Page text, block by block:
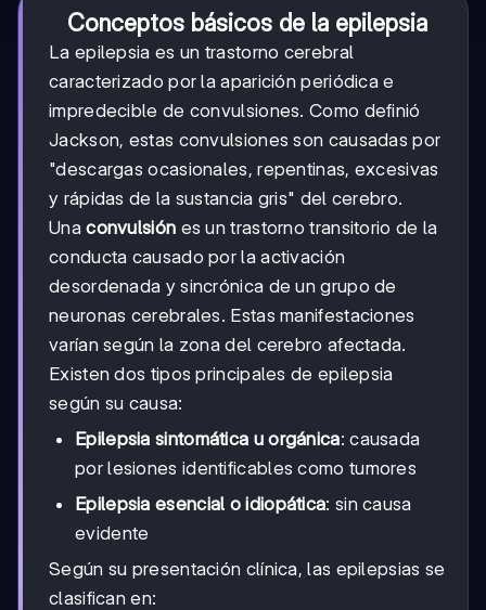
Conceptos básicos de la epilepsia
La epilepsia es un trastorno cerebral
caracterizado por la aparición periódica e
impredecible de convulsiones. Como definió
Jackson, estas convulsiones son causadas por
"descargas ocasionales, repentinas, excesivas
y rápidas de la sustancia gris" del cerebro.
Unaconvulsión es un trastorno transitorio de la
conducta causado por la activación
desordenada y sincrónica de un grupo de
neuronas cerebrales. Estas manifestaciones
varían según la zona del cerebro afectada.
Existen dos tipos principales de epilepsia
según su causa:
Epilepsia sintomática u orgánica: causada
por lesiones identificables como tumores
Epilepsia esencial o idiopática: sin causa
evidente
Según su presentación clínica, las epilepsias se
clasifican en: